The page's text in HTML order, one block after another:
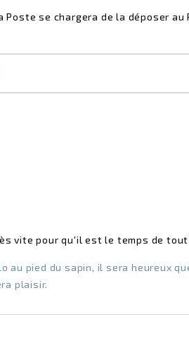
Poste se chargera de la déposer au
vite pour qu'il est le temps de tout
pied du sapin, il sera heureux
plaisir.